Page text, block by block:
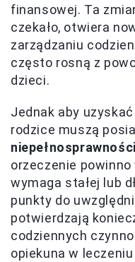
finansowej. Ta
czekało, otwiera
zarządzaniu
często rosną z
dzieci.
Jednak aby
rodzice muszą
niepełnosprawności
orzeczenie
wymaga stałej lub
punkty do
potwierdzają
codziennych
opiekuna w